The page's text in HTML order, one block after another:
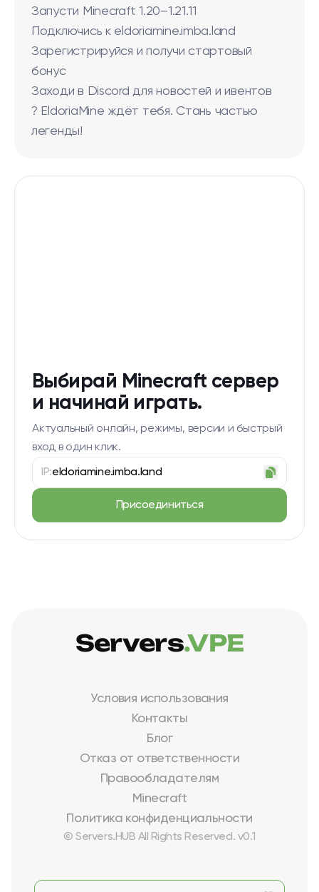
Запусти Minecraft 1.20–1.21.11
Подключись к eldoriamine.imba.land
Зарегистрируйся и получи стартовый
бонус
Заходи в Discord для новостей и ивентов
?️ EldoriaMine ждёт тебя. Стань частью
легенды!
Выбирай Minecraft сервер
и начинай играть.
Актуальный онлайн, режимы, версии и быстрый
вход в один клик.
IP:eldoriamine.imba.land
Присоединиться
Условия использования
Контакты
Блог
Отказ от ответственности
Правообладателям
Minecraft
Политика конфиденциальности
© Servers.HUB All Rights Reserved. v0.1
Servers.VPE